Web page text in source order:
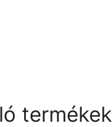
termékek